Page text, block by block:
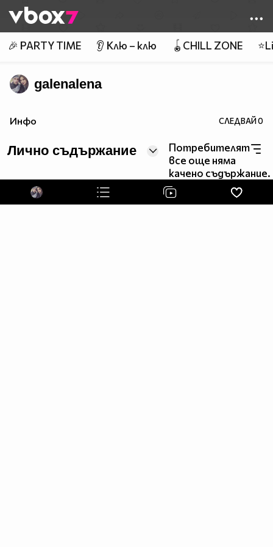
👾
🎉 PARTY TIME 👂 Клю – клю 🪀CHILL ZONE
galenalena
Инфо СЛЕДВАЙ0
Лично съдържание
Потребителят
все още няма
качено съдържание.